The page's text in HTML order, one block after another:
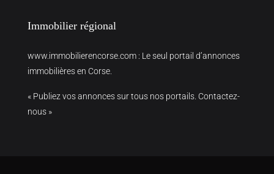
Immobilier régional
www.immobilierencorse.com : Le seul portail d’annonces
immobilières en Corse.
« Publiez vos annonces sur tous nos portails. Contactez-
nous »